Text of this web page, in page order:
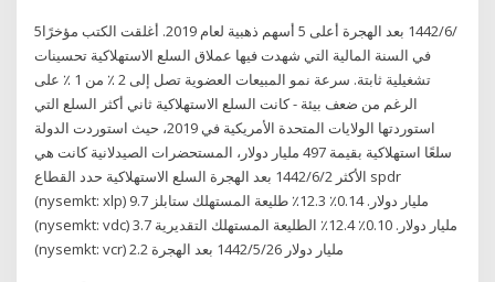
5‏‏/6‏‏/1442 بعد الهجرة أعلى 5 أسهم ذهبية لعام 2019. أغلقت الكتب مؤخرًا
في السنة المالية التي شهدت فيها عملاق السلع الاستهلاكية تحسينات
تشغيلية ثابتة. سرعة نمو المبيعات العضوية تصل إلى 2 ٪ من 1 ٪ على
الرغم من ضعف بيئة - كانت السلع الاستهلاكية ثاني أكثر السلع التي
استوردتها الولايات المتحدة الأمريكية في 2019، حيث استوردت الدولة
سلعًا استهلاكية بقيمة 497 مليار دولار، المستحضرات الصيدلانية كانت هي
الأكثر 2‏‏/6‏‏/1442 بعد الهجرة السلع الاستهلاكية حدد القطاع spdr
(nysemkt: xlp) 9.7 مليار دولار. 0.14٪ 12.3٪ طليعة المستهلك ستابلز
(nysemkt: vdc) 3.7 مليار دولار. 0.10٪ 12.4٪ الطليعة المستهلك التقديرية
(nysemkt: vcr) 2.2 مليار دولار 26‏‏/5‏‏/1442 بعد الهجرة